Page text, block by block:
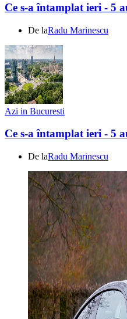
Ce s-a întamplat ieri - 5
De laRadu Marinescu
Azi in Bucuresti
Ce s-a întamplat ieri - 5
De laRadu Marinescu